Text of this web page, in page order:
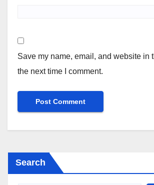
Save my name, email, and website in
the next time I comment.
Search